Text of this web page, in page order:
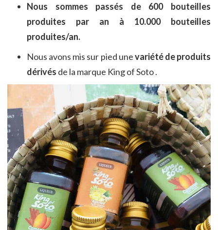
Nous sommes passés de 600 bouteilles
produites par an à 10.000 bouteilles
produites/an.
Nous avons mis sur pied unevariété de produits
dérivés de la marque King of Soto .